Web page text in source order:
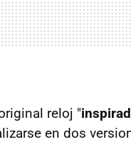
reloj "
en dos